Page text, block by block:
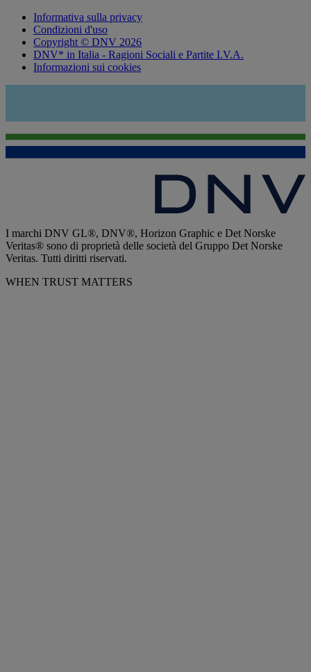
Informativa sulla privacy
Condizioni d'uso
Copyright © DNV 2026
DNV* in Italia - Ragioni Sociali e Partite I.V.A.
Informazioni sui cookies
I marchi DNV GL®, DNV®, Horizon Graphic e Det Norske
Veritas® sono di proprietà delle società del Gruppo Det Norske
Veritas. Tutti diritti riservati.
WHEN TRUST MATTERS